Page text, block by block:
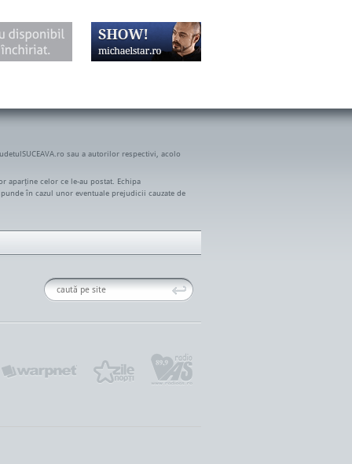
sau a autorilor respectivi, acolo
aparține celor ce le-au postat. Echipa
în cazul unor eventuale prejudicii cauzate de